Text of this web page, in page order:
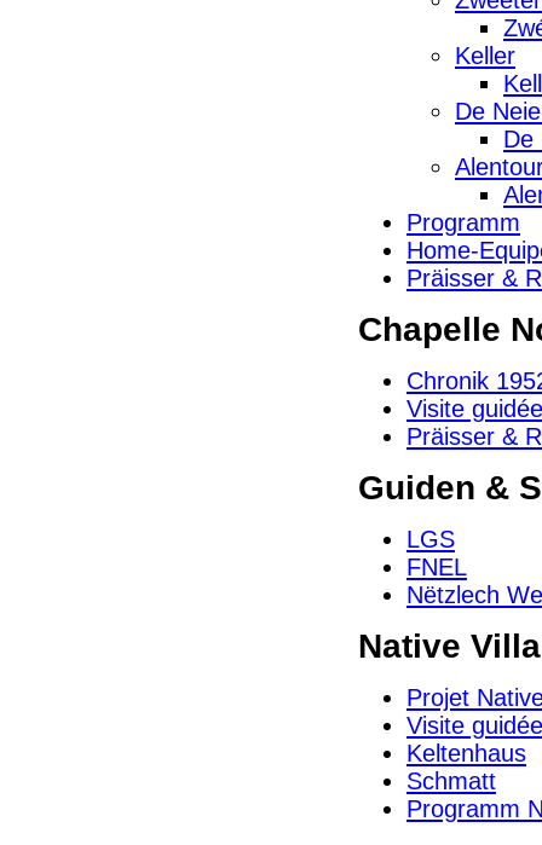
Keller
De
De
Programm
Home-
Präisser &
Chapelle
Chronik
Visite guidée
Präisser &
Guiden &
LGS
FNEL
Nëtzlech
Native
Projet
Visite guidée
Keltenhaus
Schmatt
Programm